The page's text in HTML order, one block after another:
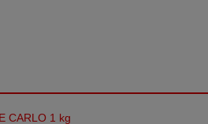
CARLO 1 kg